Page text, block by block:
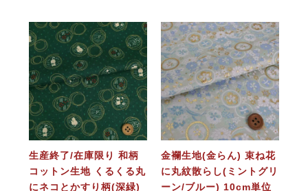
生産終了/在庫限り 和柄
コットン生地 くるくる丸
にネコとかすり柄(深緑)
金襴生地(金らん) 束ね花
に丸紋散らし(ミントグリ
ーン/ブルー) 10cm単位